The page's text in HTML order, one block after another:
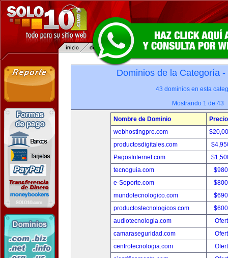
Dominios de la Categoría -
43 dominios en esta
Mostrando 1 de 43
Nombre de Dominio
Precio
webhostingpro.com
productosdigitales.com
PagosInternet.com
tecnoguia.com
e-Soporte.com
mundotecnologico.com
productostecnologicos.com
audiotecnologia.com
camaraseguridad.com
centrotecnologia.com